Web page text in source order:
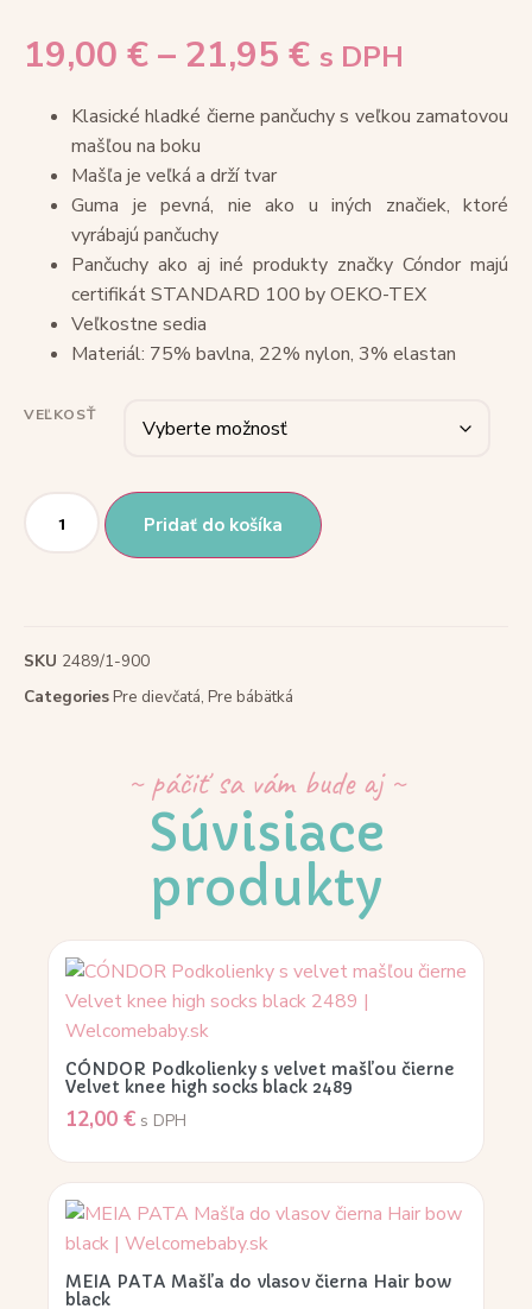
19,00 €– 21,95 € s DPH
Klasické hladké čierne pančuchy s veľkou zamatovou
mašľou na boku
Mašľa je veľká a drží tvar
Guma je pevná, nie ako u iných značiek, ktoré
vyrábajú pančuchy
Pančuchy ako aj iné produkty značky Cóndor majú
certifikát STANDARD 100 by OEKO-TEX
Veľkostne sedia
Materiál: 75% bavlna, 22% nylon, 3% elastan
VEĽKOSŤ
Pridať do košíka
SKU 2489/1-900
CategoriesPre dievčatá, Pre bábätká
~ páčiť sa vám bude aj ~
Súvisiace
produkty
CÓNDOR Podkolienky s velvet mašľou čierne
Velvet knee high socks black 2489
12,00 € s DPH
MEIA PATA Mašľa do vlasov čierna Hair bow
black